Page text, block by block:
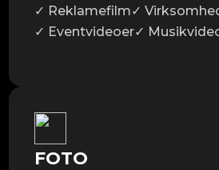
✓ Reklamefilm✓
✓ Eventvideoer✓
FOTO